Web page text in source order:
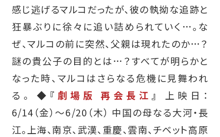
感じ逃げるマルコだったが、彼の執拗な追跡と
狂暴ぶりに徐々に追い詰められていく…。な
ぜ、マルコの前に突然、父親は現れたのか…？
謎の貴公子の目的とは…？すべてが明らかと
なった時、マルコはさらなる危機に見舞われ
る。 ◆『 劇場版 再会長江』
上映日：
6/14（金）〜6/20（木） 中国の母なる大河・長
江。上海、南京、武漢、重慶、雲南、チベット高原